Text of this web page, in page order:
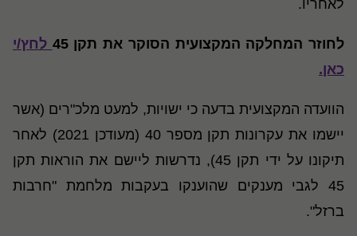
לאחריו.
לחוזר המחלקה המקצועית הסוקר את תקן 45
לחץ/י
כאן.
הוועדה המקצועית בדעה כי ישויות, למעט מלכ"רים (אשר
יישמו את עקרונות תקן מספר 40 (מעודכן 2021) לאחר
תיקונו על ידי תקן 45), נדרשות ליישם את הוראות תקן
45 לגבי מענקים שהוענקו בעקבות מלחמת "חרבות
ברזל".